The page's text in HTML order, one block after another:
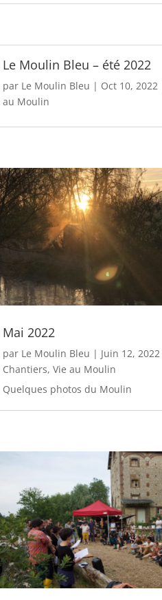
Le Moulin Bleu – été 2022
par Le Moulin Bleu | Oct 10, 2022
au Moulin
Mai 2022
par Le Moulin Bleu | Juin 12, 2022
Chantiers, Vie au Moulin
Quelques photos du Moulin